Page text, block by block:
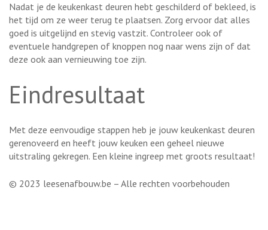
Nadat je de keukenkast deuren hebt geschilderd of bekleed, is
het tijd om ze weer terug te plaatsen. Zorg ervoor dat alles
goed is uitgelijnd en stevig vastzit. Controleer ook of
eventuele handgrepen of knoppen nog naar wens zijn of dat
deze ook aan vernieuwing toe zijn.
Eindresultaat
Met deze eenvoudige stappen heb je jouw keukenkast deuren
gerenoveerd en heeft jouw keuken een geheel nieuwe
uitstraling gekregen. Een kleine ingreep met groots resultaat!
© 2023 leesenafbouw.be – Alle rechten voorbehouden